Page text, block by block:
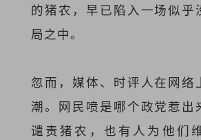
的猪农，早已陷入一场似乎
局之中。
忽而，媒体、时评人在网络
潮。网民喷是哪个政党惹出
谴责猪农，也有人为他们